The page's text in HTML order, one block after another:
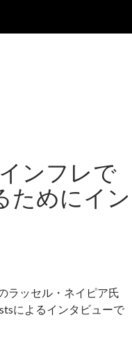
ンフレで
ためにイン
ラッセル・ネイピア氏
によるインタビューで